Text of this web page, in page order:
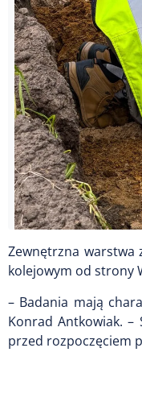
Zewnętrzna warstwa
kolejowym od strony
– Badania mają
Konrad Antkowiak.
przed rozpoczęciem